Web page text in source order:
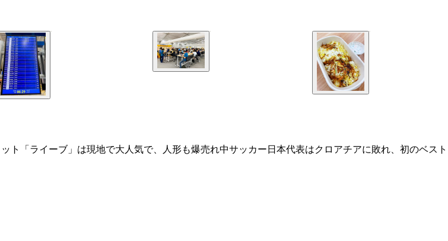
「ライーブ」は現地で大人気で、人形も爆売れ中サッカー日本代表はクロアチアに敗れ、初のベスト